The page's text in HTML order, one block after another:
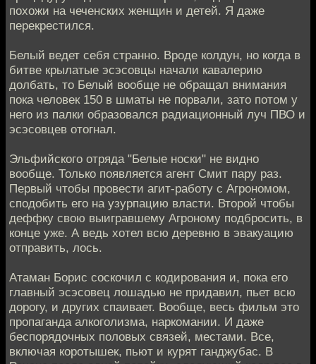
похожи на чеченских женщин и детей. Я даже
перекрестился.
Белый ведет себя странно. Вроде колдун, но когда в
битве крылатые эсэсовцы начали кавалерию
долбать, то Белый вообще не обращал внимания
пока человек 150 в шматы не порвали, зато потом у
него из палки образовался радиационный луч ПВО и
эсэсовцев отогнал.
Эльфийского отряда "Белые носки" не видно
вообще. Только появляется агент Смит пару раз.
Первый чтобы провести агит-работу с Агрономом,
сподобить его на узурпацию власти. Второй чтобы
деффку свою выигравшему Агроному подбросить, в
конце уже. А ведь хотел всю деревню в эвакуацию
отправить, лось.
Атаман Борис соскочил с кодирования и, пока его
главный эсэсовец лошадью не придавил, пьет всю
дорогу, и других спаивает. Вообще, весь фильм это
пропаганда алкоголизма, наркомании. И даже
беспорядочных половых связей, местами. Все,
включая коротышек, пьют и курят ганджубас. В